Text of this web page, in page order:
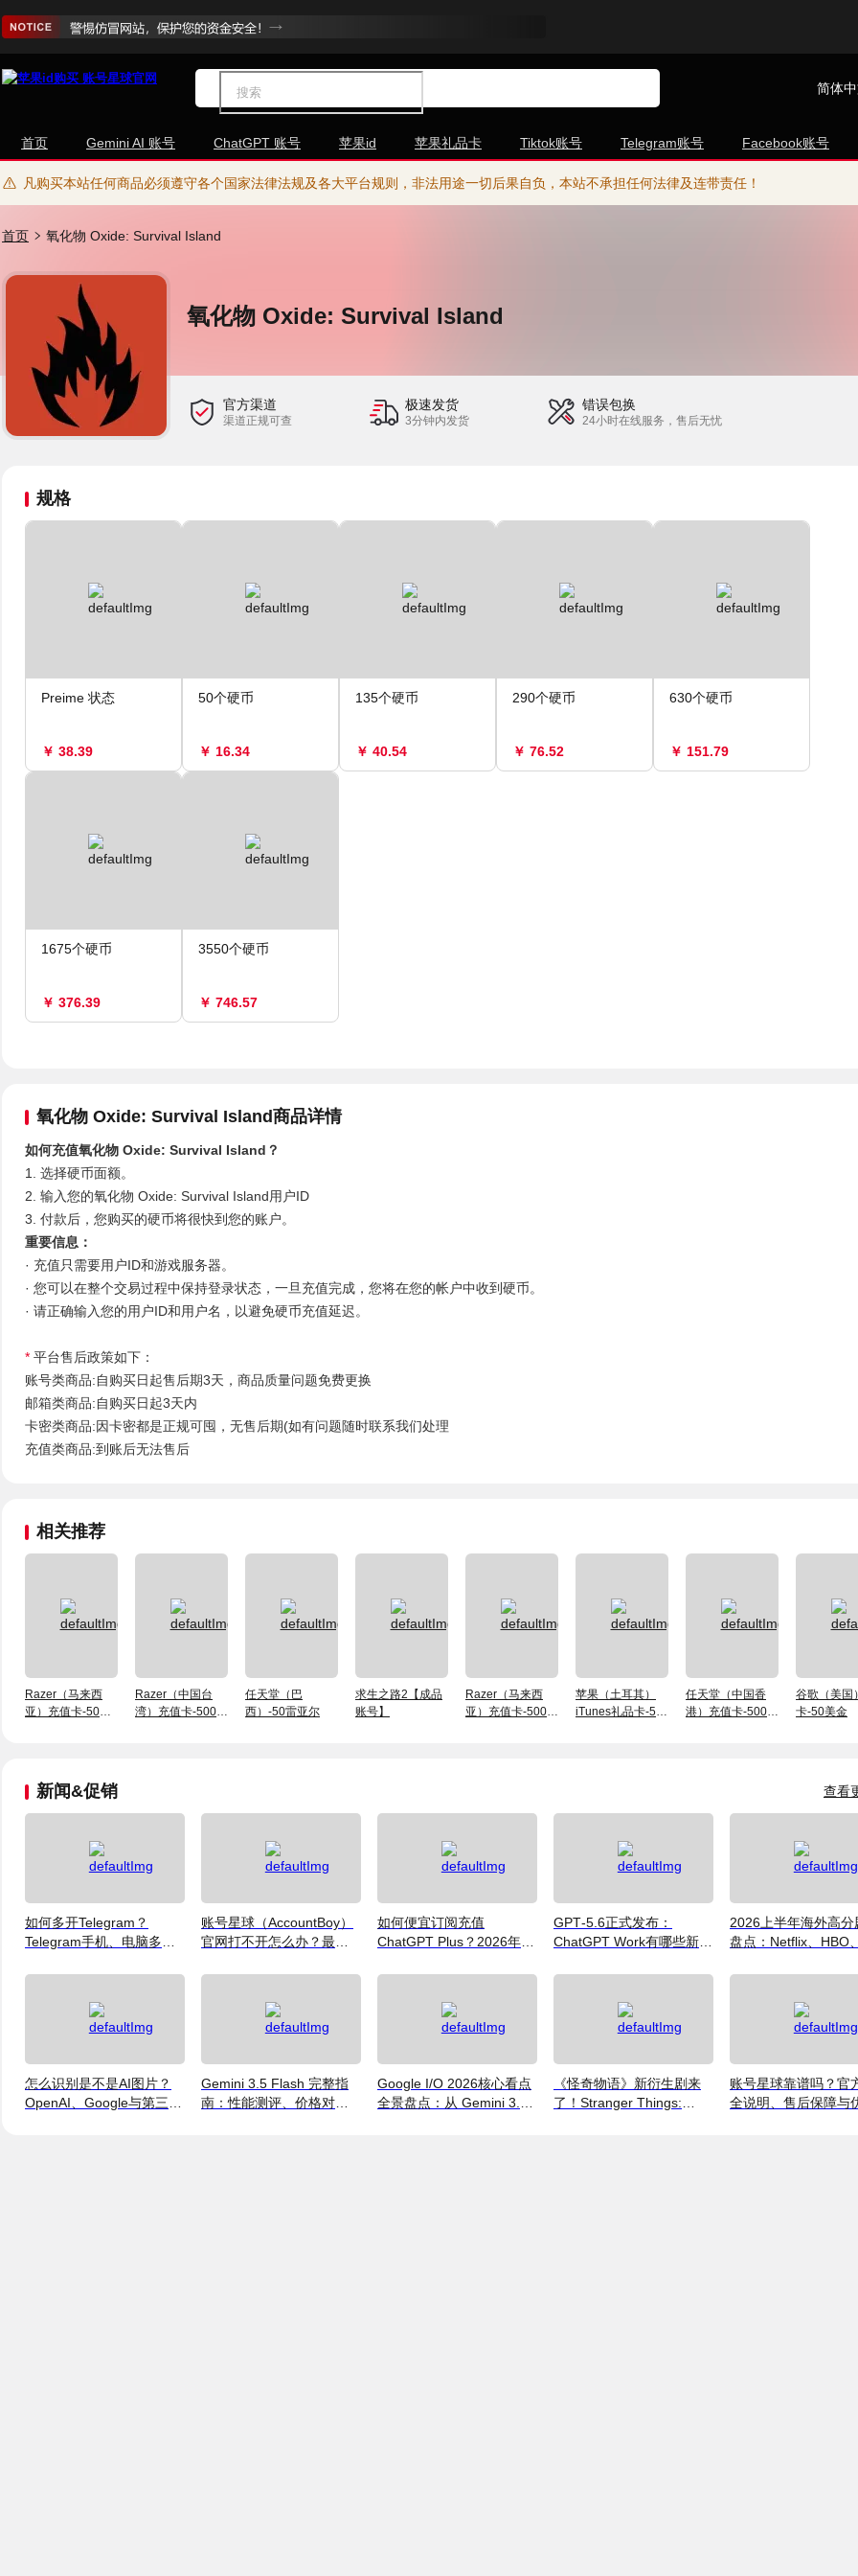
简体
首页 Gemini AI 账号 ChatGPT 账号 苹果id 苹果礼品卡 Tiktok账号 Telegram账号 Facebook账号
凡购买本站任何商品必须遵守各个国家法律法规及各大平台规则，非法用途一切后果自负，本站不承担任何法律及连带责任！
首页 氧化物 Oxide: Survival Island
氧化物 Oxide: Survival Island
官方渠道
渠道正规可查
极速发货
3分钟内发货
错误包换
24小时在线服务，售后无忧
规格
Preime 状态
￥ 38.39
50个硬币
￥ 16.34
135个硬币
￥ 40.54
290个硬币
￥ 76.52
630个硬币
￥ 151.79
1675个硬币
￥ 376.39
3550个硬币
￥ 746.57
氧化物 Oxide: Survival Island商品详情
如何充值氧化物 Oxide: Survival Island？
1. 选择硬币面额。
2. 输入您的氧化物 Oxide: Survival Island用户ID
3. 付款后，您购买的硬币将很快到您的账户。
重要信息：
· 充值只需要用户ID和游戏服务器。
· 您可以在整个交易过程中保持登录状态，一旦充值完成，您将在您的帐户中收到硬币。
· 请正确输入您的用户ID和用户名，以避免硬币充值延迟。
* 平台售后政策如下：
账号类商品:自购买日起售后期3天，商品质量问题免费更换
邮箱类商品:自购买日起3天内
卡密类商品:因卡密都是正规可囤，无售后期(如有问题随时联系我们处理
充值类商品:到账后无法售后
相关推荐
Razer（马来西
亚）充值卡-50马
Razer（中国台
湾）充值卡-500新
任天堂（巴
西）-50雷亚尔
求生之路2【成品
账号】
Razer（马来西
亚）充值卡-500马
苹果（土耳其）
iTunes礼品卡-50
任天堂（中国香
港）充值卡-500港
谷歌（美国
卡-50美金
新闻&促销 查看
如何多开Telegram？
Telegram手机、电脑多账
账号星球（AccountBoy）
官网打不开怎么办？最新
如何便宜订阅充值
ChatGPT Plus？2026年价
GPT‑5.6正式发布：
ChatGPT Work有哪些新功
2026上半年海外高分
盘点：Netflix、HBO
（附国内超划算看剧
怎么识别是不是AI图片？
OpenAI、Google与第三方
Gemini 3.5 Flash 完整指
南：性能测评、价格对比
Google I/O 2026核心看点
全景盘点：从 Gemini 3.5
《怪奇物语》新衍生剧来
了！Stranger Things:
账号星球靠谱吗？官
全说明、售后保障与